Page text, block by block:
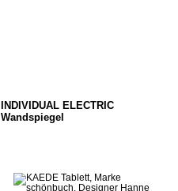
INDIVIDUAL ELECTRIC
Wandspiegel